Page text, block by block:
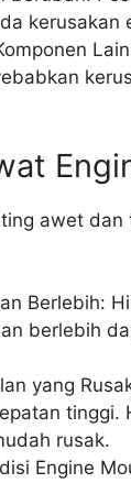
kerusakan
awet
Berlebih:
berlebih
yang
tinggi.
rusak.
Engine